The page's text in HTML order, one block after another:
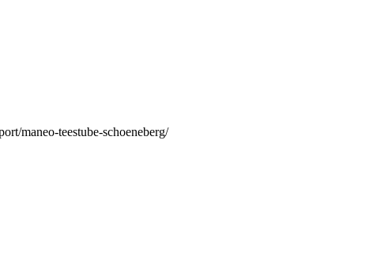
maneo-teestube-schoeneberg/